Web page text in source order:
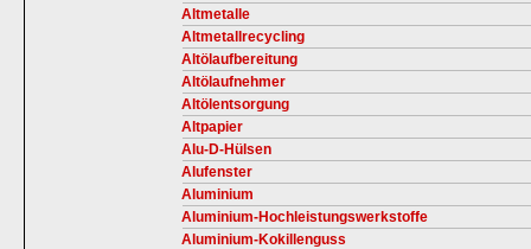
Altmetalle
Altmetallrecycling
Altölaufbereitung
Altölaufnehmer
Altölentsorgung
Altpapier
Alu-D-Hülsen
Alufenster
Aluminium
Aluminium-Hochleistungswerkstoffe
Aluminium-Kokillenguss